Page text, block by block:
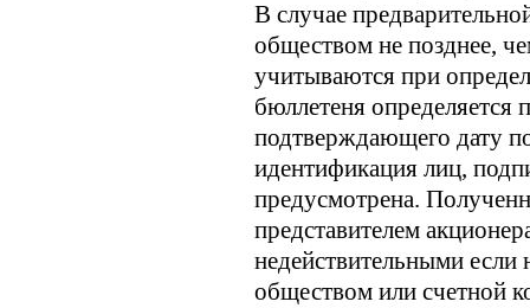
В случае
обществом не позднее,
учитываются при
бюллетеня определяется
подтверждающего дату
идентификация лиц,
предусмотрена.
представителем
недействительными если
обществом или счетной